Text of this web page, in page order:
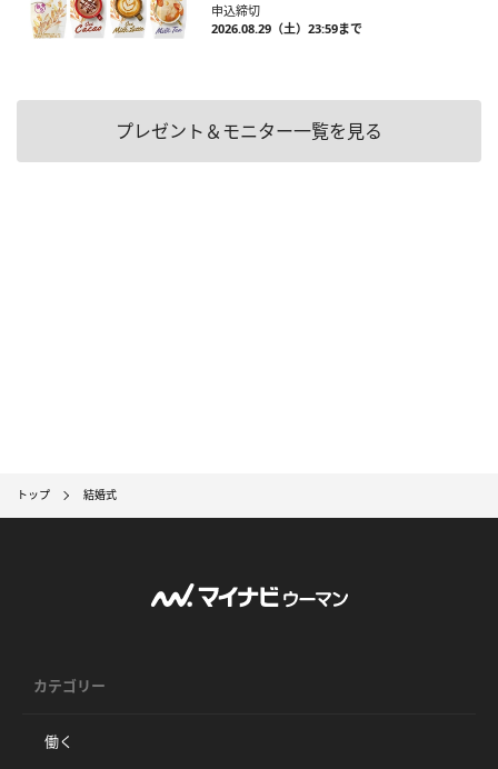
申込締切
2026.08.29（土）23:59まで
プレゼント＆モニター一覧を見る
トップ 結婚式
カテゴリー
働く